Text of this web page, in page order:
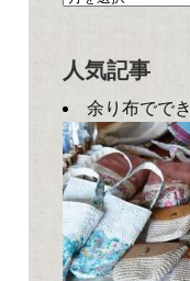
人気記事
余り布でで